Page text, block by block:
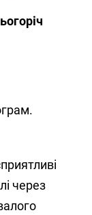
через